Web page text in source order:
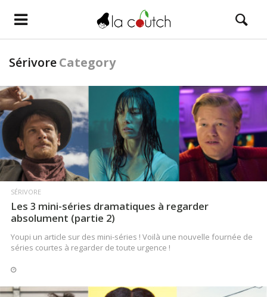
SérivoreCategory
LIRE LA SUITE
SÉRIVORE
Les 3 mini-séries dramatiques à regarder
absolument (partie 2)
Youpi un article sur des mini-séries ! Voilà une nouvelle fournée de
séries courtes à regarder de toute urgence !